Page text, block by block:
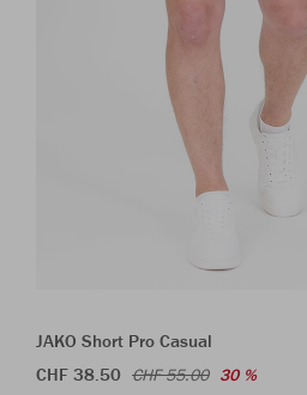
JAKO Short Pro Casual
CHF 38.50 CHF 55.00 30 %